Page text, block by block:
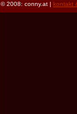
© 2008: conny.at | kontakt